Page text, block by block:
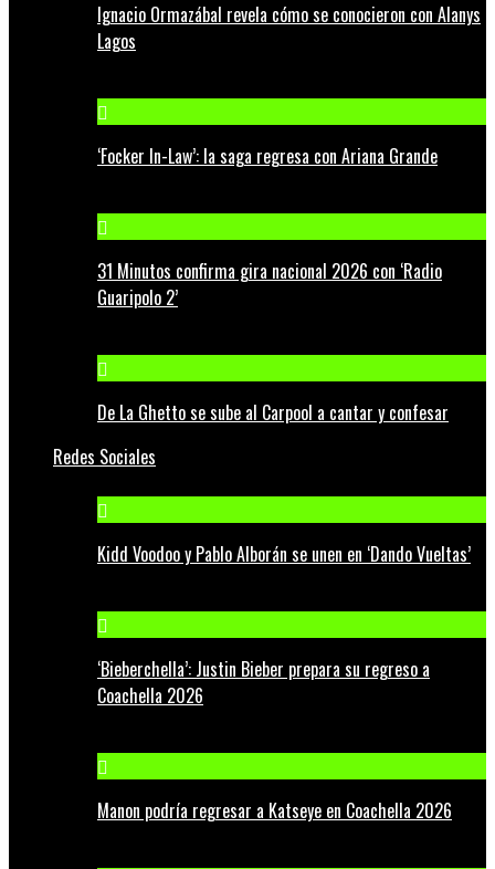
Ignacio Ormazábal revela cómo se conocieron con Alanys
Lagos
‘Focker In-Law’: la saga regresa con Ariana Grande
31 Minutos confirma gira nacional 2026 con ‘Radio
Guaripolo 2’
De La Ghetto se sube al Carpool a cantar y confesar
Redes Sociales
Kidd Voodoo y Pablo Alborán se unen en ‘Dando Vueltas’
‘Bieberchella’: Justin Bieber prepara su regreso a
Coachella 2026
Manon podría regresar a Katseye en Coachella 2026